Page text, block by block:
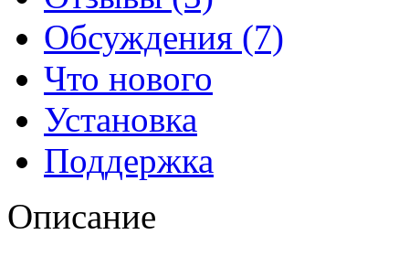
Обсуждения (7)
Что нового
Установка
Поддержка
Описание